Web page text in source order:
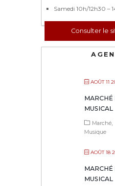
Samedi 10h/12h30 –
Consulter le
AOÛT 11
MARCHÉ
MUSICAL
Marché
Musique
AOÛT 18
MARCHÉ
MUSICAL